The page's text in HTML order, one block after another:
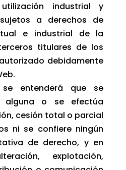
industrial y
a derechos de
e industrial de la
titulares de los
debidamente
entenderá que se
alguna o se efectúa
cesión total o parcial
ni se confiere ningún
de derecho, y en
explotación,